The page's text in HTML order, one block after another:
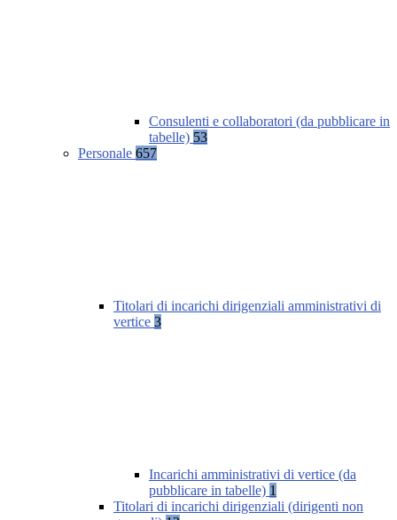
Consulenti e collaboratori (da pubblicare in
tabelle) 53
Personale 657
Titolari di incarichi dirigenziali amministrativi di
vertice 3
Incarichi amministrativi di vertice (da
pubblicare in tabelle) 1
Titolari di incarichi dirigenziali (dirigenti non